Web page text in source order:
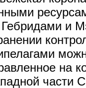
и
на
части